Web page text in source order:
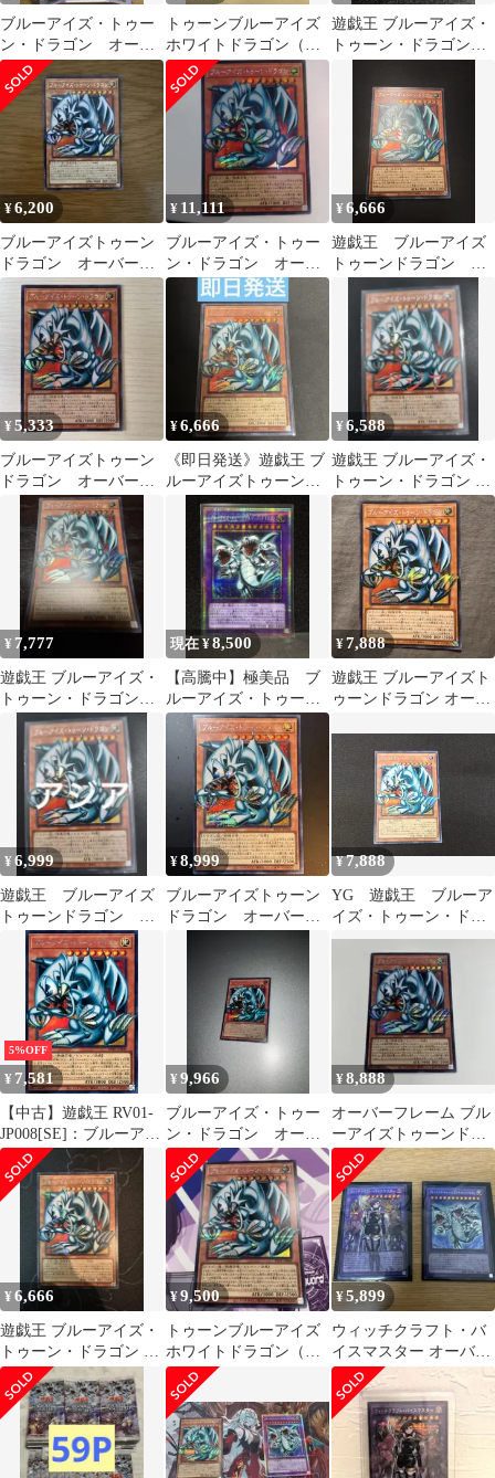
ブルーアイズ・トゥー
ン・ドラゴン オーバ
ーフレーム シークレ
ット
トゥーンブルーアイズ
ホワイトドラゴン（オ
ーバーフレーム）
遊戯王 ブルーアイズ・
トゥーン・ドラゴン
¥6,200
ブルーアイズトゥーン
ドラゴン オーバーフ
レーム
¥ 11,111
ブルーアイズ・トゥー
ン・ドラゴン オーバ
ーフレーム 遊戯王
¥6,666
遊戯王 ブルーアイズ
トゥーンドラゴン オ
ーバーフレームレア
¥5,333
ブルーアイズトゥーン
ドラゴン オーバーフ
レーム アジアシーク
レット
¥6,666
《即日発送》遊戯王 ブ
ルーアイズトゥーンド
ラゴン オーバーフレ
ームシークレット
¥6,588
遊戯王 ブルーアイズ・
トゥーン・ドラゴン シ
ークレット オーバーフ
レーム アジア
¥ 7,777
遊戯王 ブルーアイズ・
トゥーン・ドラゴン
オーバーフレーム シ
ークレット
現在 ¥8,500
【高騰中】極美品 ブ
ルーアイズ・トゥー
ン・アルティメット・
ドラゴン プリシク
¥7,888
遊戯王 ブルーアイズト
ゥーンドラゴン オーバ
¥6,999
遊戯王 ブルーアイズ
トゥーンドラゴン オ
ーバーフレームシーク
レット シク
¥8,999
ブルーアイズトゥーン
ドラゴン オーバーフ
¥7,888
YG 遊戯王 ブルーア
イズ・トゥーン・ドラ
ゴン オーバーフレー
ムシークレットレア
RV01-JP008 ※商品説
明文確認
5%OFF
¥ 7,581
【中古】遊戯王 RV01-
JP008[SE]：ブルーアイ
ズ・トゥーン・ドラゴ
ン(オーバーフレーム
版)
¥9,966
ブルーアイズ・トゥー
ン・ドラゴン オーバ
ーフレームシークレッ
トレア RV01-JP008 遊
戯王
¥8,888
オーバーフレーム ブル
ーアイズトゥーンドラ
ゴン 1枚
¥6,666
遊戯王 ブルーアイズ・
トゥーン・ドラゴン シ
ークレット オーバーフ
レーム アジア
¥9,500
トゥーンブルーアイズ
ホワイトドラゴン（オ
ーバーフレーム）
¥5,899
ウィッチクラフト・バ
イスマスター オーバー
フレームシークレット
レア シク その他